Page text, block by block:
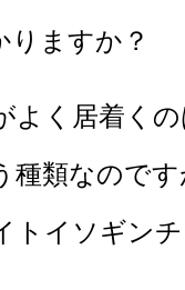
りますか？
よく居着く
種類なので
トイソギン